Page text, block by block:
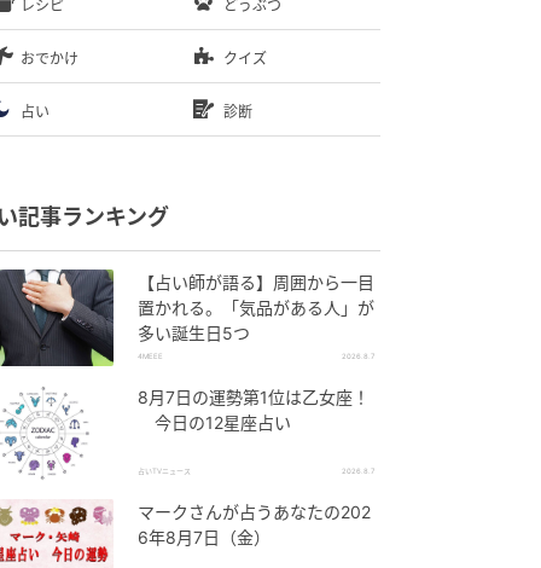
レシピ どうぶつ
おでかけ クイズ
占い 診断
記事ランキング
【占い師が語る】周囲から一目
置かれる。「気品がある人」が
多い誕生日5つ
4MEEE 2026.8.7
8月7日の運勢第1位は乙女座！
今日の12星座占い
占いTVニュース 2026.8.7
マークさんが占うあなたの202
6年8月7日（金）